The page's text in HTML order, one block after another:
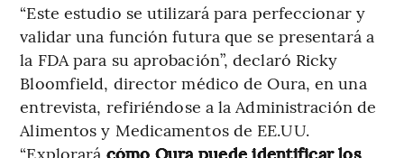
“Este estudio se utilizará para perfeccionar y
validar una función futura que se presentará a
la FDA para su aprobación”, declaró Ricky
Bloomfield, director médico de Oura, en una
entrevista, refiriéndose a la Administración de
Alimentos y Medicamentos de EE.UU.
“Explorará cómo Oura puede identificar los